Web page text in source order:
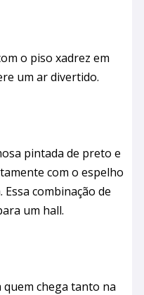
o piso xadrez em
um ar divertido.
pintada de preto e
com o espelho
combinação de
um hall.
chega tanto na